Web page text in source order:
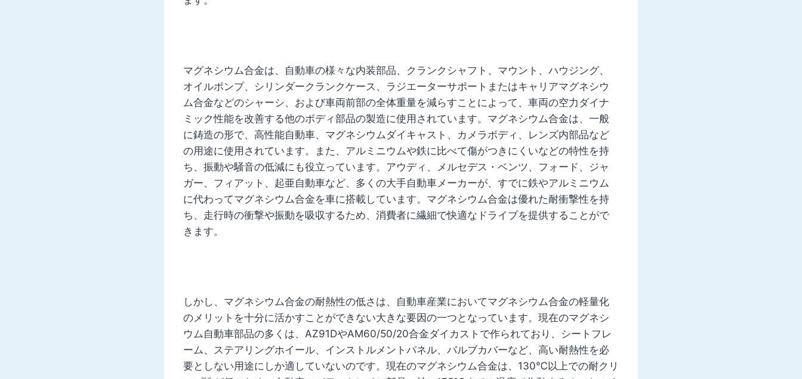
マグネシウム合金は、自動車の様々な内装部品、クランクシャフト、マウント、ハウジング、
オイルポンプ、シリンダークランクケース、ラジエーターサポートまたはキャリアマグネシウ
ム合金などのシャーシ、および車両前部の全体重量を減らすことによって、車両の空力ダイナ
ミック性能を改善する他のボディ部品の製造に使用されています。マグネシウム合金は、一般
に鋳造の形で、高性能自動車、マグネシウムダイキャスト、カメラボディ、レンズ内部品など
の用途に使用されています。また、アルミニウムや鉄に比べて傷がつきにくいなどの特性を持
ち、振動や騒音の低減にも役立っています。アウディ、メルセデス・ベンツ、フォード、ジャ
ガー、フィアット、起亜自動車など、多くの大手自動車メーカーが、すでに鉄やアルミニウム
に代わってマグネシウム合金を車に搭載しています。マグネシウム合金は優れた耐衝撃性を持
ち、走行時の衝撃や振動を吸収するため、消費者に繊細で快適なドライブを提供することがで
きます。
しかし、マグネシウム合金の耐熱性の低さは、自動車産業においてマグネシウム合金の軽量化
のメリットを十分に活かすことができない大きな要因の一つとなっています。現在のマグネシ
ウム自動車部品の多くは、AZ91DやAM60/50/20合金ダイカストで作られており、シートフレ
ーム、ステアリングホイール、インストルメントパネル、バルブカバーなど、高い耐熱性を必
要としない用途にしか適していないのです。現在のマグネシウム合金は、130℃以上での耐クリ